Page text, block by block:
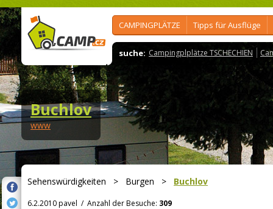
CAMPINGPLÄTZE Tipps für Ausflüge
suche: Campingplplätze TSCHECHIEN
Buchlov
www
Sehenswürdigkeiten > Burgen > Buchlov
6.2.2010 pavel / Anzahl der Besuche: 309